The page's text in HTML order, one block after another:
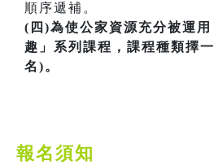
順序遞補。
(四)為使公家資源充分被運
趣」系列課程，課程種類擇
名)。
報名須知